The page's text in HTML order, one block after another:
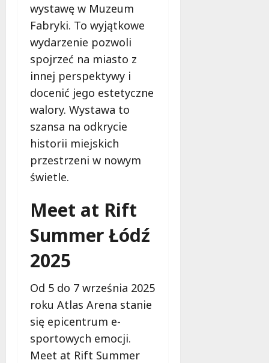
wystawę w Muzeum
Fabryki. To wyjątkowe
wydarzenie pozwoli
spojrzeć na miasto z
innej perspektywy i
docenić jego estetyczne
walory. Wystawa to
szansa na odkrycie
historii miejskich
przestrzeni w nowym
świetle.
Meet at Rift
Summer Łódź
2025
Od 5 do 7 września 2025
roku Atlas Arena stanie
się epicentrum e-
sportowych emocji.
Meet at Rift Summer